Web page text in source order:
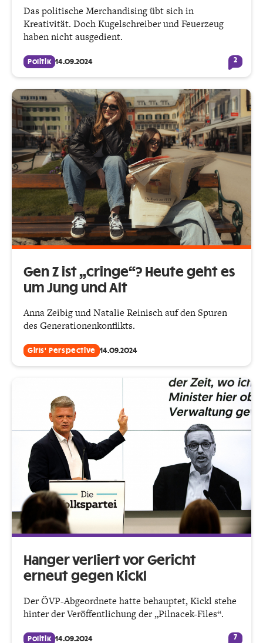
Das politische Merchandising übt sich in
Kreativität. Doch Kugelschreiber und Feuerzeug
haben nicht ausgedient.
Politik 14.09.2024 2
Gen Z ist „cringe“? Heute geht es
um Jung und Alt
Anna Zeibig und Natalie Reinisch auf den Spuren
des Generationenkonflikts.
Girls' Perspective 14.09.2024
Hanger verliert vor Gericht
erneut gegen Kickl
Der ÖVP-Abgeordnete hatte behauptet, Kickl stehe
hinter der Veröffentlichung der „Pilnacek-Files“.
Politik 14.09.2024 7